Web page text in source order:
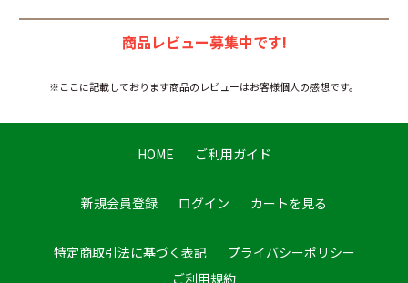
商品レビュー募集中です!
※ここに記載しております商品のレビューはお客様個人の感想です。
HOME ご利用ガイド
新規会員登録 ログイン カートを見る
特定商取引法に基づく表記
プライバシーポリシー
ご利用規約